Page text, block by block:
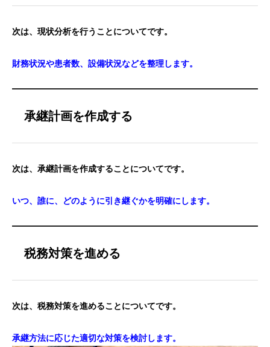
次は、現状分析を行うことについてです。
財務状況や患者数、設備状況などを整理します。
承継計画を作成する
次は、承継計画を作成することについてです。
いつ、誰に、どのように引き継ぐかを明確にします。
税務対策を進める
次は、税務対策を進めることについてです。
承継方法に応じた適切な対策を検討します。